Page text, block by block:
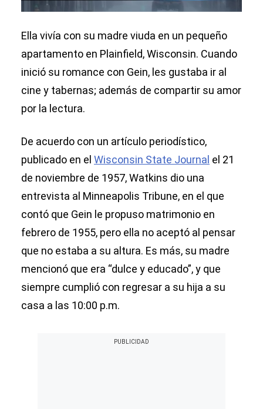
Ella vivía con su madre viuda en un pequeño
apartamento en Plainfield, Wisconsin. Cuando
inició su romance con Gein, les gustaba ir al
cine y tabernas; además de compartir su amor
por la lectura.
De acuerdo con un artículo periodístico,
publicado en el Wisconsin State Journal el 21
de noviembre de 1957, Watkins dio una
entrevista al Minneapolis Tribune, en el que
contó que Gein le propuso matrimonio en
febrero de 1955, pero ella no aceptó al pensar
que no estaba a su altura. Es más, su madre
mencionó que era “dulce y educado”, y que
siempre cumplió con regresar a su hija a su
casa a las 10:00 p.m.